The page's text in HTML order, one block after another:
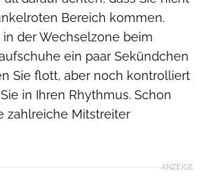
Bereich kommen.
in der Wechselzone beim
ein paar Sekündchen
Sie flott, aber noch kontrolliert
in Ihren Rhythmus. Schon
zahlreiche Mitstreiter
ANZEIGE